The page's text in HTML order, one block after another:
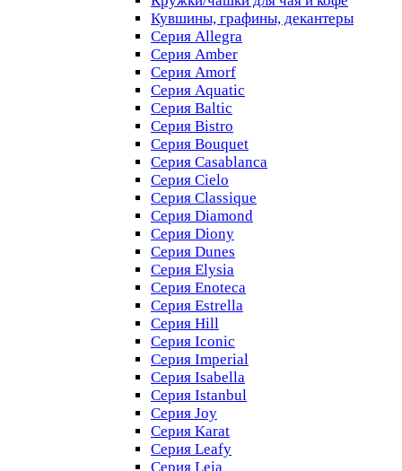
Кувшины, графины, декантеры
Серия Allegra
Серия Amber
Серия Amorf
Серия Aquatic
Серия Baltic
Серия Bistro
Серия Bouquet
Серия Casablanсa
Серия Cielo
Серия Classique
Серия Diamond
Серия Diony
Серия Dunes
Серия Elysia
Серия Enoteca
Серия Estrella
Серия Hill
Серия Iconic
Серия Imperial
Серия Isabella
Серия Istanbul
Серия Joy
Серия Karat
Серия Leafy
Серия Leia